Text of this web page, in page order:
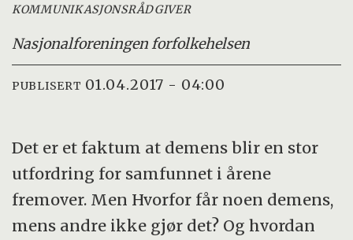
KOMMUNIKASJONSRÅDGIVER
Nasjonalforeningen forfolkehelsen
PUBLISERT 01.04.2017 - 04:00
Det er et faktum at demens blir en stor
utfordring for samfunnet i årene
fremover. Men Hvorfor får noen demens,
mens andre ikke gjør det? Og hvordan